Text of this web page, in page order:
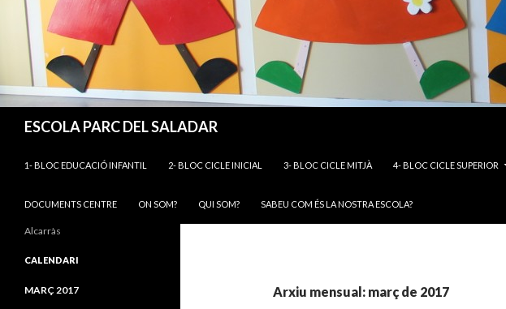
ESCOLA PARC DEL SALADAR
1- BLOC EDUCACIÓ INFANTIL
2- BLOC CICLE INICIAL 3- BLOC CICLE MITJÀ 4- BLOC CICLE SUPERIOR
DOCUMENTS CENTRE ON SOM? QUI SOM? SABEU COM ÉS LA NOSTRA ESCOLA?
Arxiu mensual: març de 2017
Alcarràs
CALENDARI
MARÇ 2017